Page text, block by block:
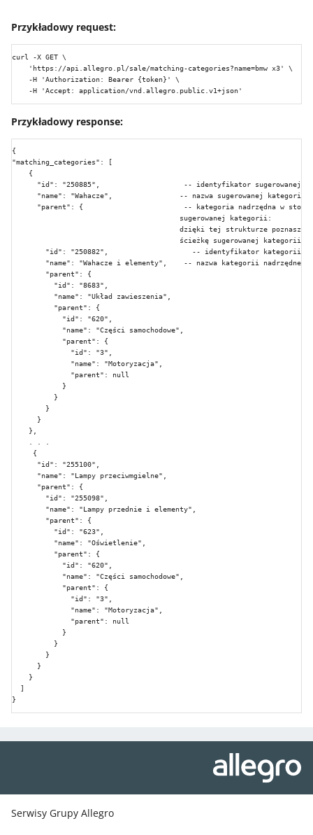
Przykładowy request:
curl -X GET \
    'https://api.allegro.pl/sale/matching-categories?name=bmw x3' \
    -H 'Authorization: Bearer {token}' \
Przykładowy response:
{
"matching_categories": [
    {
"id": "250885",                    -- identyfikator sugerowanej
      "name": "Wahacze",                -- nazwa sugerowanej kategorii.
"parent": {                        -- kategoria nadrzędna w
                                        sugerowanej kategorii:
dzięki tej strukturze poznasz
                                        ścieżkę sugerowanej kategorii.
"id": "250882",                    -- identyfikator kategorii
        "name": "Wahacze i elementy",    -- nazwa kategorii nadrzędnej.
        "parent": {
          "id": "8683",
          "name": "Układ zawieszenia",
          "parent": {
            "id": "620",
            "name": "Części samochodowe",
            "parent": {
              "id": "3",
              "name": "Motoryzacja",
              "parent": null
            }
          }
        }
      }
    },
    . . .
     {
      "id": "255100",
      "name": "Lampy przeciwmgielne",
      "parent": {
        "id": "255098",
        "name": "Lampy przednie i elementy",
        "parent": {
          "id": "623",
          "name": "Oświetlenie",
          "parent": {
            "id": "620",
            "name": "Części samochodowe",
            "parent": {
              "id": "3",
              "name": "Motoryzacja",
              "parent": null
            }
          }
        }
      }
    }
  ]
}
Serwisy Grupy Allegro